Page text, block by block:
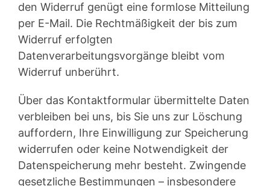
den Widerruf genügt eine formlose Mitteilung
per E-Mail. Die Rechtmäßigkeit der bis zum
Widerruf erfolgten
Datenverarbeitungsvorgänge bleibt vom
Widerruf unberührt.
Über das Kontaktformular übermittelte Daten
verbleiben bei uns, bis Sie uns zur Löschung
auffordern, Ihre Einwilligung zur Speicherung
widerrufen oder keine Notwendigkeit der
Datenspeicherung mehr besteht. Zwingende
gesetzliche Bestimmungen – insbesondere